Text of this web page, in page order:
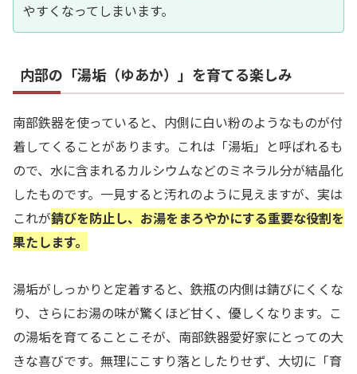
やすくなってしまいます。
内部の「湯垢（ゆあか）」を育てる楽しみ
南部鉄器を使っていると、内側に白い粉のようなものが付
着してくることがあります。これは「湯垢」と呼ばれるも
ので、水に含まれるカルシウムなどのミネラル分が結晶化
したものです。一見すると汚れのように見えますが、実は
これが錆びを防止し、お湯をまろやかにする重要な役割を
果たします。
湯垢がしっかりと定着すると、鉄瓶の内側は錆びにくくな
り、さらにお湯の味が驚くほど甘く、優しくなります。こ
の湯垢を育てることこそが、南部鉄器愛好家にとっての大
きな喜びです。無理にこすり落としたりせず、大切に「育